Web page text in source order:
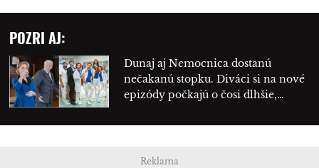
POZRI AJ:
Dunaj aj Nemocnica dostanú
nečakanú stopku. Diváci si na nové
epizódy počkajú o čosi dlhšie,…
Reklama